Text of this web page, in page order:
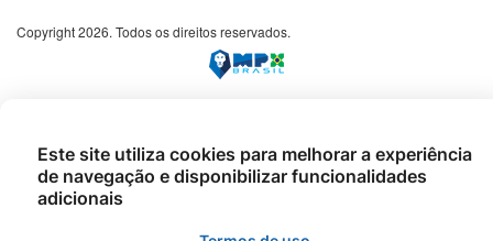
Copyright 2026. Todos os direitos reservados.
Este site utiliza cookies para melhorar a experiência
de navegação e disponibilizar funcionalidades
adicionais